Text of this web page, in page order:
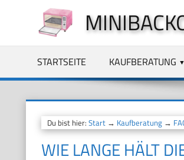
springen
STARTSEITE KAUFBERATUNG
Du bist hier: Start→ Kaufberatung→
WIE LANGE HÄLT